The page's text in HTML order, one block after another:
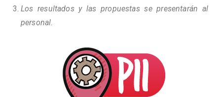
Los resultados y las propuestas se presentarán al
personal.